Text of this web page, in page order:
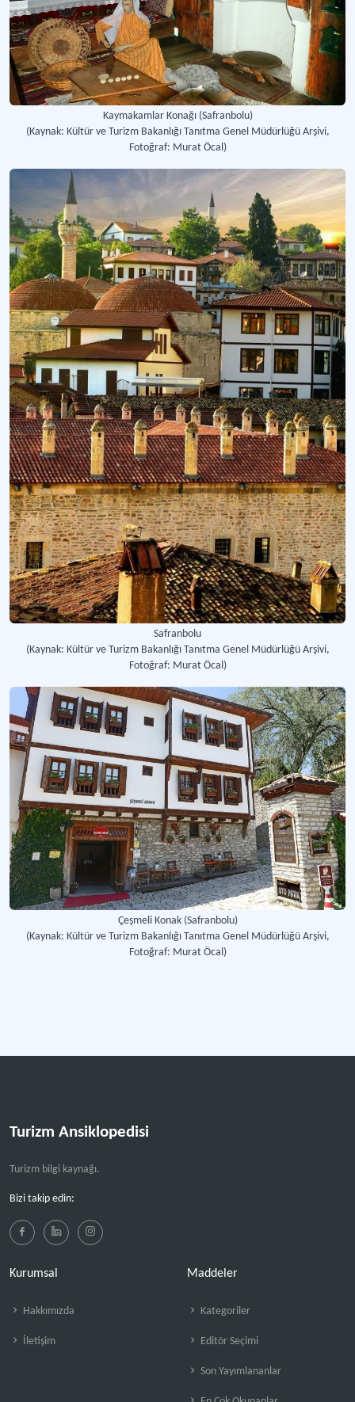
Kaymakamlar Konağı (Safranbolu)
(Kaynak: Kültür ve Turizm Bakanlığı Tanıtma Genel Müdürlüğü Arşivi,
Fotoğraf: Murat Öcal)
Safranbolu
(Kaynak: Kültür ve Turizm Bakanlığı Tanıtma Genel Müdürlüğü Arşivi,
Fotoğraf: Murat Öcal)
Çeşmeli Konak (Safranbolu)
(Kaynak: Kültür ve Turizm Bakanlığı Tanıtma Genel Müdürlüğü Arşivi,
Fotoğraf: Murat Öcal)
Turizm Ansiklopedisi
Turizm bilgi kaynağı.
Bizi takip edin:
Kurumsal
Hakkımızda
İletişim
Maddeler
Kategoriler
Editör Seçimi
Son Yayımlananlar